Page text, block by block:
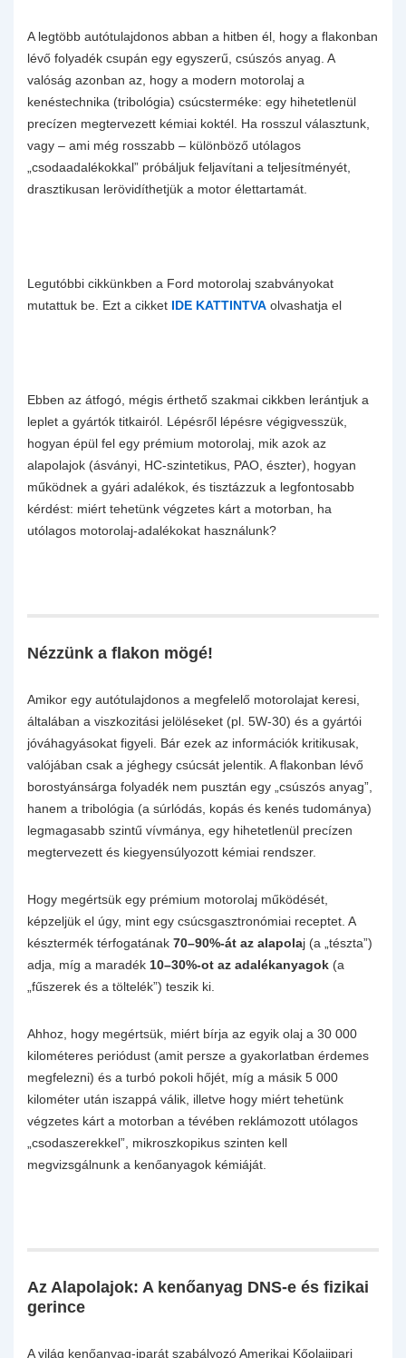
A legtöbb autótulajdonos abban a hitben él, hogy a flakonban
lévő folyadék csupán egy egyszerű, csúszós anyag. A
valóság azonban az, hogy a modern motorolaj a
kenéstechnika (tribológia) csúcsterméke: egy hihetetlenül
precízen megtervezett kémiai koktél. Ha rosszul választunk,
vagy – ami még rosszabb – különböző utólagos
„csodaadalékokkal” próbáljuk feljavítani a teljesítményét,
drasztikusan lerövidíthetjük a motor élettartamát.
Legutóbbi cikkünkben a Ford motorolaj szabványokat
mutattuk be. Ezt a cikket IDE KATTINTVA olvashatja el
Ebben az átfogó, mégis érthető szakmai cikkben lerántjuk a
leplet a gyártók titkairól. Lépésről lépésre végigvesszük,
hogyan épül fel egy prémium motorolaj, mik azok az
alapolajok (ásványi, HC-szintetikus, PAO, észter), hogyan
működnek a gyári adalékok, és tisztázzuk a legfontosabb
kérdést: miért tehetünk végzetes kárt a motorban, ha
utólagos motorolaj-adalékokat használunk?
Nézzünk a flakon mögé!
Amikor egy autótulajdonos a megfelelő motorolajat keresi,
általában a viszkozitási jelöléseket (pl. 5W-30) és a gyártói
jóváhagyásokat figyeli. Bár ezek az információk kritikusak,
valójában csak a jéghegy csúcsát jelentik. A flakonban lévő
borostyánsárga folyadék nem pusztán egy „csúszós anyag”,
hanem a tribológia (a súrlódás, kopás és kenés tudománya)
legmagasabb szintű vívmánya, egy hihetetlenül precízen
megtervezett és kiegyensúlyozott kémiai rendszer.
Hogy megértsük egy prémium motorolaj működését,
képzeljük el úgy, mint egy csúcsgasztronómiai receptet. A
késztermék térfogatának 70–90%-át az alapolaj (a „tészta”)
adja, míg a maradék 10–30%-ot az adalékanyagok (a
„fűszerek és a töltelék”) teszik ki.
Ahhoz, hogy megértsük, miért bírja az egyik olaj a 30 000
kilométeres periódust (amit persze a gyakorlatban érdemes
megfelezni) és a turbó pokoli hőjét, míg a másik 5 000
kilométer után iszappá válik, illetve hogy miért tehetünk
végzetes kárt a motorban a tévében reklámozott utólagos
„csodaszerekkel”, mikroszkopikus szinten kell
megvizsgálnunk a kenőanyagok kémiáját.
Az Alapolajok: A kenőanyag DNS-e és fizikai
gerince
A világ kenőanyag-iparát szabályozó Amerikai Kőolajipari